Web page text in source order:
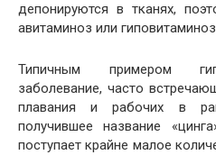
депонируются в тканях,
авитаминоз или
Типичным примером
заболевание, часто
плавания и рабочих в
получившее название
поступает крайне малое